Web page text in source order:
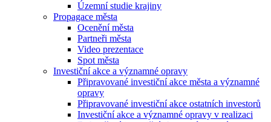
Územní studie krajiny
Propagace města
Ocenění města
Partneři města
Video prezentace
Spot města
Investiční akce a významné opravy
Připravované investiční akce města a významné
opravy
Připravované investiční akce ostatních investorů
Investiční akce a významné opravy v realizaci